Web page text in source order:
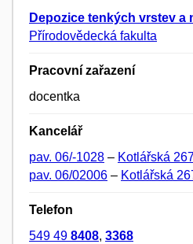
Depozice tenkých vrstev a
Přírodovědecká fakulta
Pracovní zařazení
docentka
Kancelář
pav. 06/-1028 – Kotlářská
pav. 06/02006 – Kotlářská
Telefon
549 49 8408, 3368